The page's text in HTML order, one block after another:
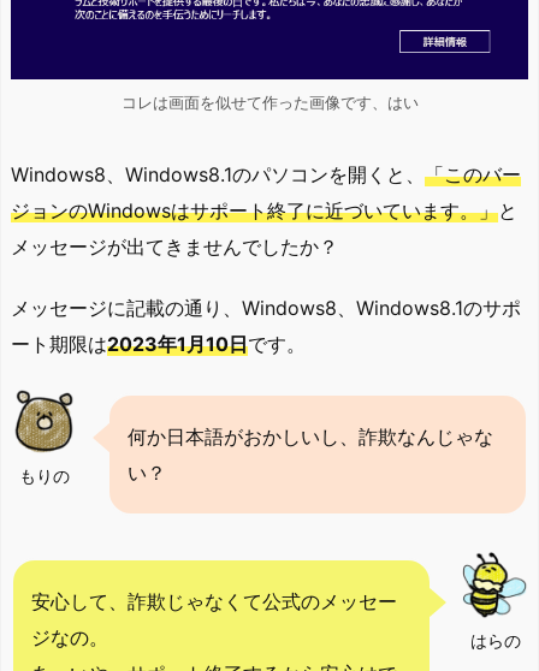
コレは画面を似せて作った画像です、はい
Windows8、Windows8.1のパソコンを開くと、 「このバー
ジョンのWindowsはサポート終了に近づいています。」と
メッセージが出てきませんでしたか？
メッセージに記載の通り、Windows8、Windows8.1のサポ
ート期限は2023年1月10日です。
もりの
何か日本語がおかしいし、詐欺なんじゃな
い？
はらの
安心して、詐欺じゃなくて公式のメッセー
ジなの。